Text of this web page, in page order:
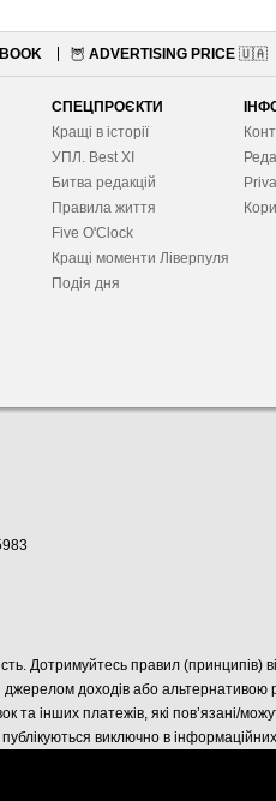
🦉 ADVERTISING PRICE 🇺🇦
СПЕЦПРОЄКТИ
Кращі в історії
УПЛ. Best XІ
Битва редакцій
Правила життя
Five O'Clock
Кращі моменти Ліверпуля
Подія дня
Дотримуйтесь правил (принципів)
доходів або альтернативою
інших платежів, які пов’язані/
виключно в